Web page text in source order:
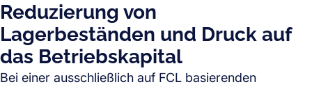
Reduzierung von
Lagerbeständen und Druck auf
das Betriebskapital
Bei einer ausschließlich auf FCL basierenden